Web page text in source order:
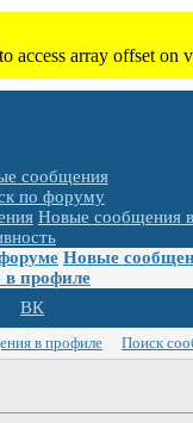
сообщения
по форуму
Новые сообщения
Новые
профиле
ВК
в профиле Поиск